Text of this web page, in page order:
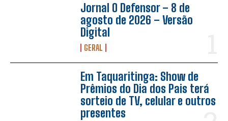
Jornal O Defensor – 8 de
agosto de 2026 – Versão
Digital
GERAL
Em Taquaritinga: Show de
Prêmios do Dia dos Pais terá
sorteio de TV, celular e outros
presentes